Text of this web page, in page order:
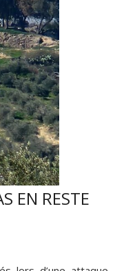
EN RESTE